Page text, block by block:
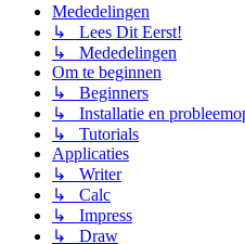
Mededelingen
↳ Lees Dit Eerst!
↳ Mededelingen
Om te beginnen
↳ Beginners
↳ Installatie en
↳ Tutorials
Applicaties
↳ Writer
↳ Calc
↳ Impress
↳ Draw